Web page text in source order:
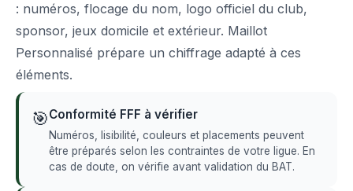
: numéros, flocage du nom, logo officiel du club,
sponsor, jeux domicile et extérieur. Maillot
Personnalisé prépare un chiffrage adapté à ces
éléments.
🎯Conformité FFF à vérifier
Numéros, lisibilité, couleurs et placements peuvent
être préparés selon les contraintes de votre ligue. En
cas de doute, on vérifie avant validation du BAT.